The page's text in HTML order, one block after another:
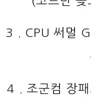
3 . CPU 써멀
4 . 조군컴 장